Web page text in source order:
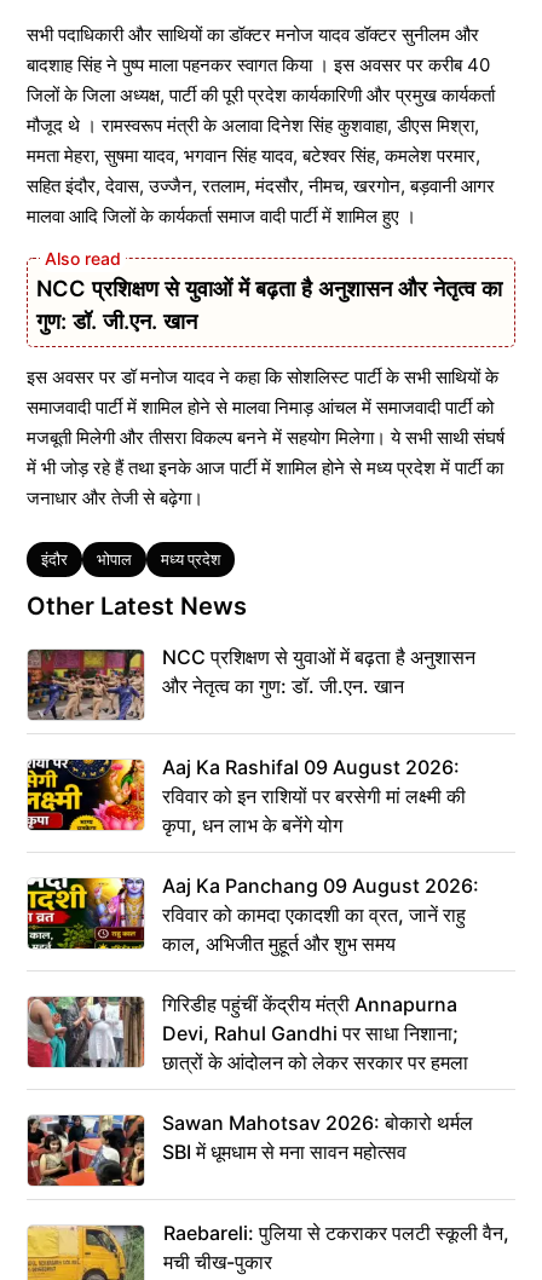
सभी पदाधिकारी और साथियों का डॉक्टर मनोज यादव डॉक्टर सुनीलम और
बादशाह सिंह ने पुष्प माला पहनकर स्वागत किया । इस अवसर पर करीब 40
जिलों के जिला अध्यक्ष, पार्टी की पूरी प्रदेश कार्यकारिणी और प्रमुख कार्यकर्ता
मौजूद थे । रामस्वरूप मंत्री के अलावा दिनेश सिंह कुशवाहा, डीएस मिश्रा,
ममता मेहरा, सुषमा यादव, भगवान सिंह यादव, बटेश्वर सिंह, कमलेश परमार,
सहित इंदौर, देवास, उज्जैन, रतलाम, मंदसौर, नीमच, खरगोन, बड़वानी आगर
मालवा आदि जिलों के कार्यकर्ता समाज वादी पार्टी में शामिल हुए ।
NCC प्रशिक्षण से युवाओं में बढ़ता है अनुशासन और नेतृत्व का
गुण: डॉ. जी.एन. खान
इस अवसर पर डॉ मनोज यादव ने कहा कि सोशलिस्ट पार्टी के सभी साथियों के
समाजवादी पार्टी में शामिल होने से मालवा निमाड़ आंचल में समाजवादी पार्टी को
मजबूती मिलेगी और तीसरा विकल्प बनने में सहयोग मिलेगा। ये सभी साथी संघर्ष
में भी जोड़ रहे हैं तथा इनके आज पार्टी में शामिल होने से मध्य प्रदेश में पार्टी का
जनाधार और तेजी से बढ़ेगा।
Tags
इंदौर भोपाल मध्य प्रदेश
Other Latest News
NCC प्रशिक्षण से युवाओं में बढ़ता है अनुशासन
और नेतृत्व का गुण: डॉ. जी.एन. खान
Aaj Ka Rashifal 09 August 2026:
रविवार को इन राशियों पर बरसेगी मां लक्ष्मी की
कृपा, धन लाभ के बनेंगे योग
Aaj Ka Panchang 09 August 2026:
रविवार को कामदा एकादशी का व्रत, जानें राहु
काल, अभिजीत मुहूर्त और शुभ समय
गिरिडीह पहुंचीं केंद्रीय मंत्री Annapurna
Devi, Rahul Gandhi पर साधा निशाना;
छात्रों के आंदोलन को लेकर सरकार पर हमला
Sawan Mahotsav 2026: बोकारो थर्मल
SBI में धूमधाम से मना सावन महोत्सव
Raebareli: पुलिया से टकराकर पलटी स्कूली वैन,
मची चीख-पुकार